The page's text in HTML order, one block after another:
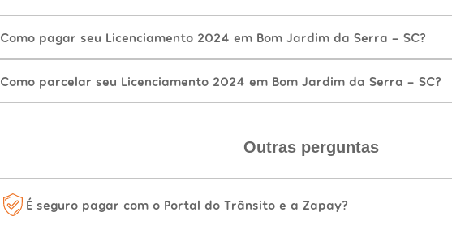
Como pagar seu Licenciamento 2024 em Bom Jardim da Serra - SC?
Como parcelar seu Licenciamento 2024 em Bom Jardim da Serra - SC?
Outras perguntas
É seguro pagar com o Portal do Trânsito e a Zapay?